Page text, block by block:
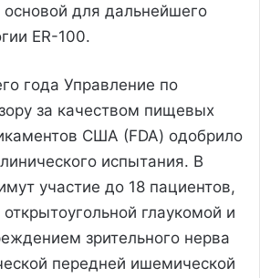
основой для дальнейшего
ER-100.
года Управление по
за качеством пищевых
США (FDA) одобрило
испытания. В
участие до 18 пациентов,
глаукомой и
зрительного нерва
передней ишемической